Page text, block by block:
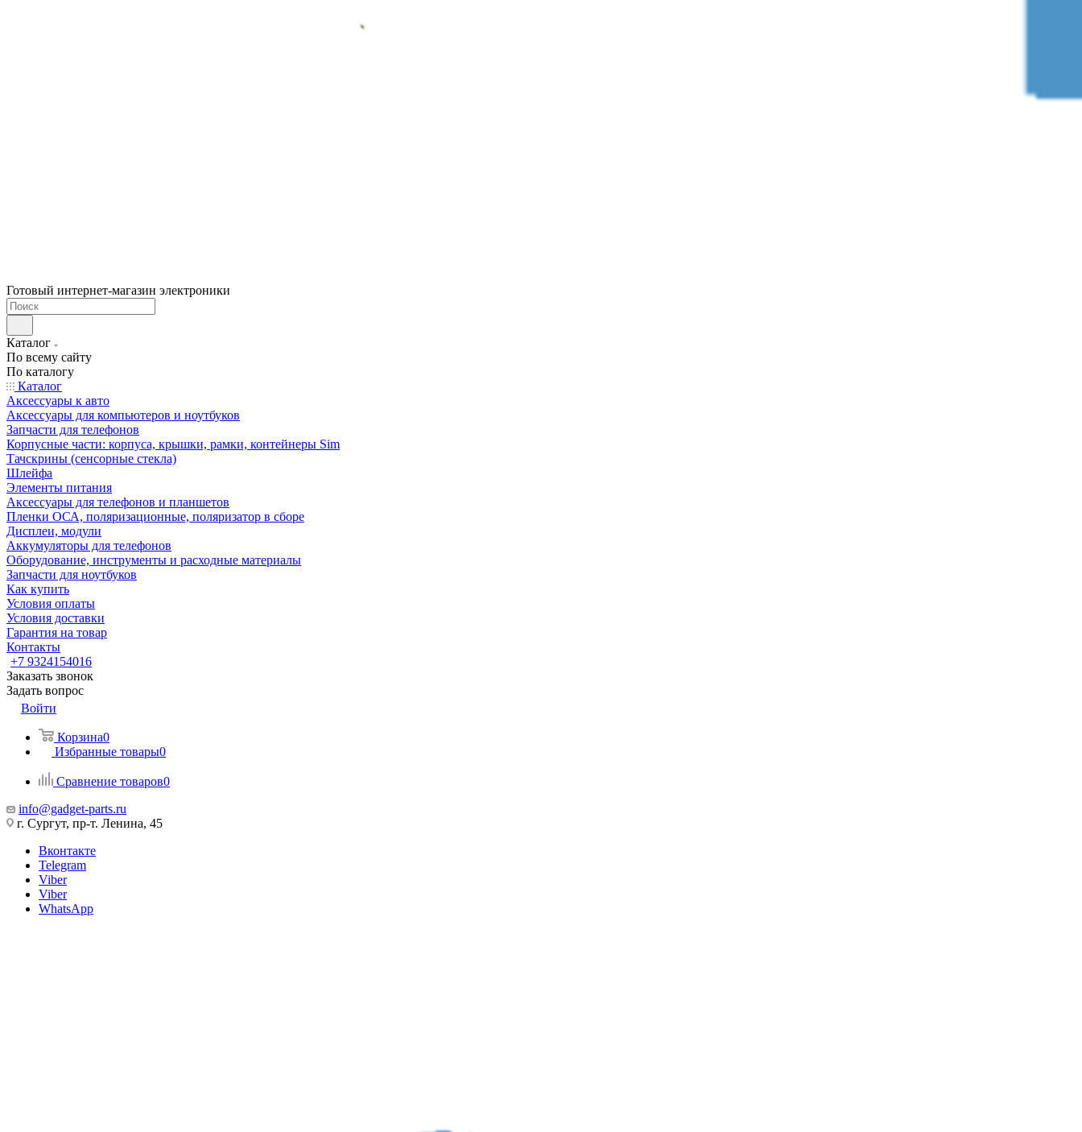
Готовый интернет-магазин электроники
Каталог
По всему сайту
По каталогу
Каталог
Аксессуары к авто
Аксессуары для компьютеров и ноутбуков
Запчасти для телефонов
Корпусные части: корпуса, крышки, рамки, контейнеры Sim
Тачскрины (сенсорные стекла)
Шлейфа
Элементы питания
Аксессуары для телефонов и планшетов
Пленки ОСА, поляризационные, поляризатор в сборе
Дисплеи, модули
Аккумуляторы для телефонов
Оборудование, инструменты и расходные материалы
Запчасти для ноутбуков
Как купить
Условия оплаты
Условия доставки
Гарантия на товар
Контакты
+7 9324154016
Заказать звонок
Задать вопрос
Войти
Корзина0
Избранные товары0
Сравнение товаров0
info@gadget-parts.ru
г. Сургут, пр-т. Ленина, 45
Вконтакте
Telegram
Viber
Viber
WhatsApp